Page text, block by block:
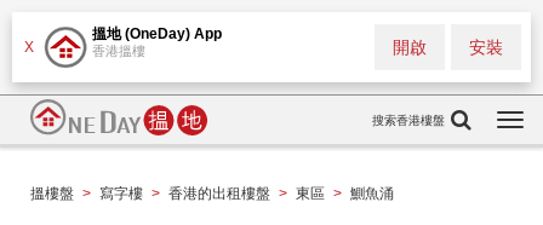
X
搵地 (OneDay) App
香港搵樓 安裝
開啟
搜索香港樓盤
搵樓盤 > 寫字樓 > 香港的出租樓盤 > 東區 > 鰂魚涌